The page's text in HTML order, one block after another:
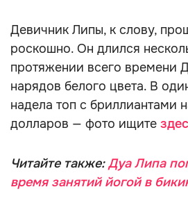
Девичник Липы, к слову,
роскошно. Он длился
протяжении всего времени
нарядов белого цвета. В
надела топ с бриллиантами
долларов — фото ищите
Читайте также:Дуа Липа
время занятий йогой в